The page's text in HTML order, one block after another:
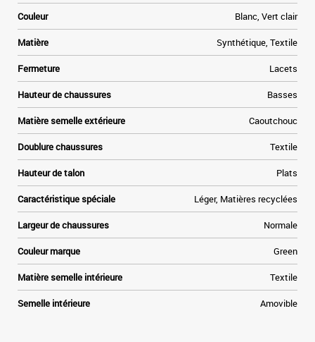
Couleur Blanc, Vert clair
Matière Synthétique, Textile
Fermeture Lacets
Hauteur de chaussures Basses
Matière semelle extérieure Caoutchouc
Doublure chaussures Textile
Hauteur de talon Plats
Caractéristique spéciale Léger, Matières recyclées
Largeur de chaussures Normale
Couleur marque Green
Matière semelle intérieure Textile
Semelle intérieure Amovible